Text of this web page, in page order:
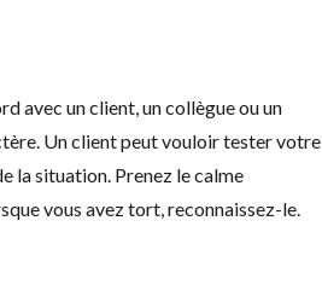
avec un client, un collègue ou un
Un client peut vouloir tester votre
la situation. Prenez le calme
vous avez tort, reconnaissez-le.